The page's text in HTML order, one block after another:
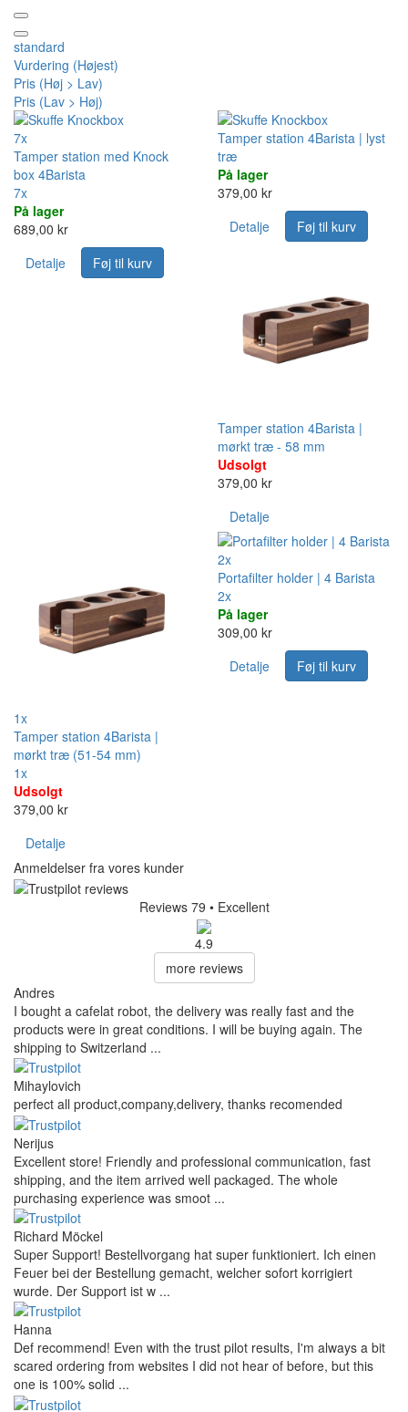
standard
Vurdering (Højest)
Pris (Høj > Lav)
Pris (Lav > Høj)
7x
Tamper station med Knock
box 4Barista
7x
På lager
689,00 kr
Detalje
Føj til kurv
Tamper station 4Barista | lyst
træ
På lager
379,00 kr
Detalje
Føj til kurv
Tamper station 4Barista |
mørkt træ - 58 mm
Udsolgt
379,00 kr
Detalje
1x
Tamper station 4Barista |
mørkt træ (51-54 mm)
1x
Udsolgt
379,00 kr
Detalje
2x
Portafilter holder | 4 Barista
2x
På lager
309,00 kr
Detalje
Føj til kurv
Anmeldelser fra vores kunder
Reviews 79 • Excellent
4.9
more reviews
Andres
I bought a cafelat robot, the delivery was really fast and the
products were in great conditions. I will be buying again. The
shipping to Switzerland ...
Mihaylovich
perfect all product,company,delivery, thanks recomended
Nerijus
Excellent store! Friendly and professional communication, fast
shipping, and the item arrived well packaged. The whole
purchasing experience was smoot ...
Richard Möckel
Super Support! Bestellvorgang hat super funktioniert. Ich einen
Feuer bei der Bestellung gemacht, welcher sofort korrigiert
wurde. Der Support ist w ...
Hanna
Def recommend! Even with the trust pilot results, I'm always a bit
scared ordering from websites I did not hear of before, but this
one is 100% solid ...